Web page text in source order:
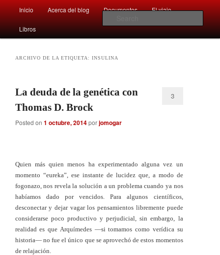
Afán por saber
nos rodea
Main
menu
Skip
to
Skip
to
Inicio Acerca del blog Documentos El viaje …
Libros
ARCHIVO DE LA ETIQUETA: INSULINA
La deuda de la genética con
Thomas D. Brock
Posted on 1 octubre, 2014porjomogar
3
Quien más quien menos ha experimentado alguna vez un
momento “eureka”, ese instante de lucidez que, a modo de
fogonazo, nos revela la solución a un problema cuando ya nos
habíamos dado por vencidos. Para algunos científicos,
desconectar y dejar vagar los pensamientos libremente puede
considerarse poco productivo y perjudicial, sin embargo, la
realidad es que Arquímedes —si tomamos como verídica su
historia— no fue el único que se aprovechó de estos momentos
de relajación.